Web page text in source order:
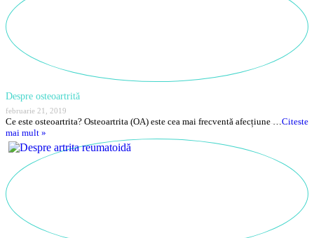
Despre osteoartrită
februarie 21, 2019
Ce este osteoartrita? Osteoartrita (OA) este cea mai frecventă afecțiune …Citeste
mai mult »